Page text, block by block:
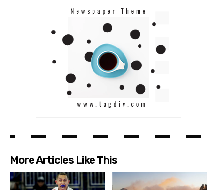
More Articles Like This